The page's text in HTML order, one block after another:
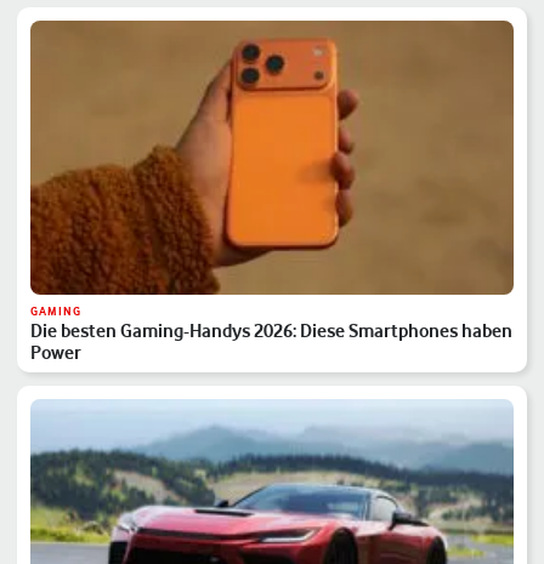
GAMING
Die besten Gaming-Handys 2026: Diese Smartphones haben
Power